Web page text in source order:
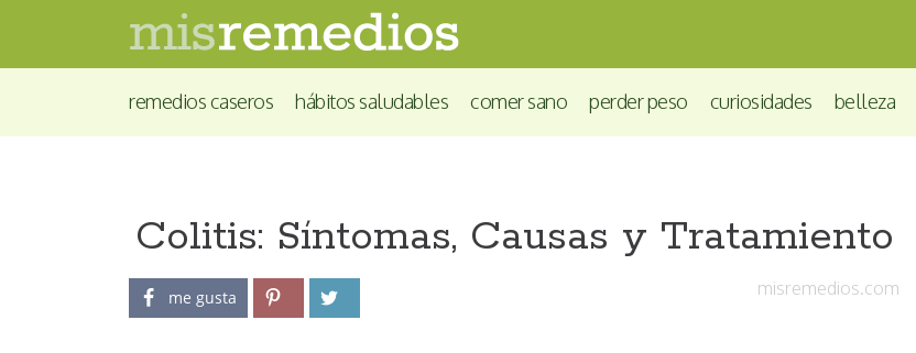
remedios caseros hábitos saludables comer sano perder peso curiosidades belleza
Colitis: Síntomas, Causas y Tratamiento
misremedios.com
me gusta